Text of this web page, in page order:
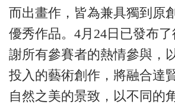
而出畫作，皆為兼具獨到原
優秀作品。 4月24日已發布
謝所有參賽者的熱情參與，
投入的藝術創作，將融合達
自然之美的景致，以不同的